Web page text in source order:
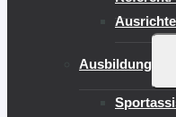
Ausbildung